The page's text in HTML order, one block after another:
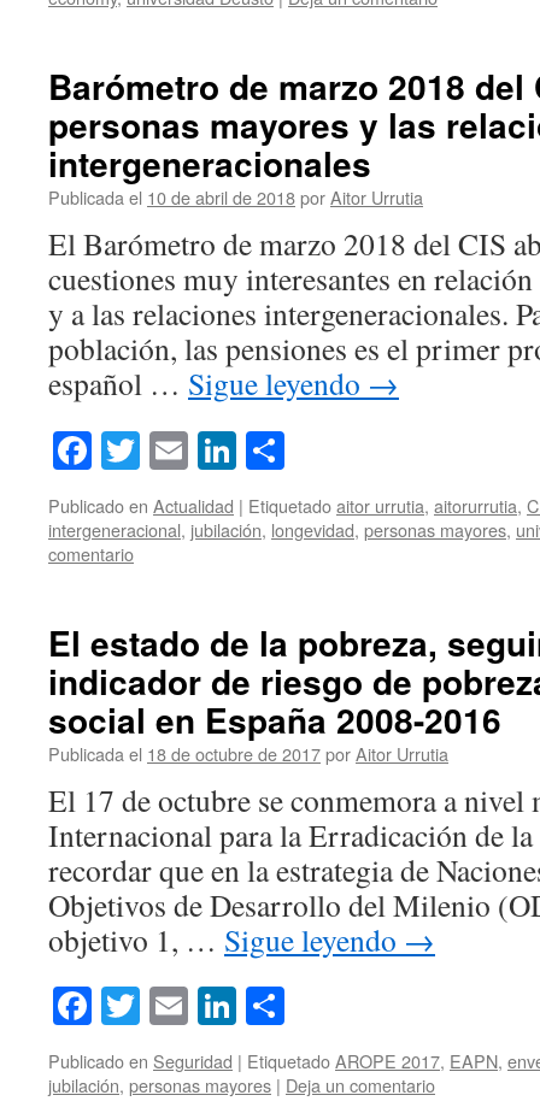
Barómetro de marzo 2018 del
personas mayores y las
intergeneracionales
Publicada el 10 de abril de 2018porAitor Urrutia
El Barómetro de marzo 2018 del CIS
cuestiones muy interesantes en
y a las relaciones intergeneracionales.
población, las pensiones es el primer
español … Sigue leyendo →
Facebook
Twitter
EmailLinkedIn
Publicado en Actualidad | Etiquetadoaitor urrutia, aitorurrutia,
intergeneracional, jubilación, longevidad, personas mayores,
comentario
El estado de la pobreza,
indicador de riesgo de
social en España 2008-2016
Publicada el 18 de octubre de 2017porAitor Urrutia
El 17 de octubre se conmemora a
Internacional para la Erradicación de
recordar que en la estrategia de
Objetivos de Desarrollo del Milenio
objetivo 1, … Sigue leyendo →
Facebook
Twitter
EmailLinkedIn
Publicado en Seguridad | EtiquetadoAROPE 2017, EAPN,
jubilación, personas mayores | Deja un comentario